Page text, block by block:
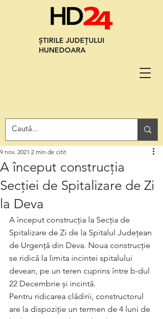
ȘTIRILE JUDEȚULUI
HUNEDOARA
A început construcția
Secției de Spitalizare de Zi
la Deva
9 nov. 2021 2 min de citit
A început construcția la Secția de
Spitalizare de Zi de la Spitalul Județean
de Urgență din Deva. Noua construcție
se ridică la limita incintei spitalului
devean, pe un teren cuprins între b-dul
22 Decembrie și incintă.
Pentru ridicarea clădirii, constructorul
are la dispoziție un termen de 4 luni de